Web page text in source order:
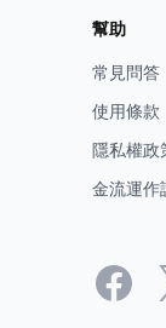
己方損失，與
台灣抵抗意志
幫助
常見問答
使用條款
隱私權政
金流運作